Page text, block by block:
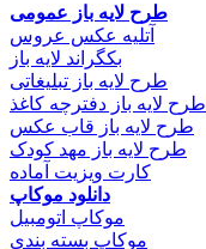
طرح لایه باز عمومی
آتلیه عکس عروس
بکگراند لایه باز
طرح لایه باز تبلیغاتی
طرح لایه باز دفترچه کاغذ
طرح لایه باز قاب عکس
طرح لایه باز مهد کودک
کارت ویزیت آماده
دانلود موکاپ
موکاپ اتومبیل
موکاپ بسته بندی